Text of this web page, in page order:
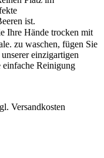
ist.
Ihre Hände trocken mit
zu waschen, fügen Sie
einzigartigen
Reinigung
Versandkosten